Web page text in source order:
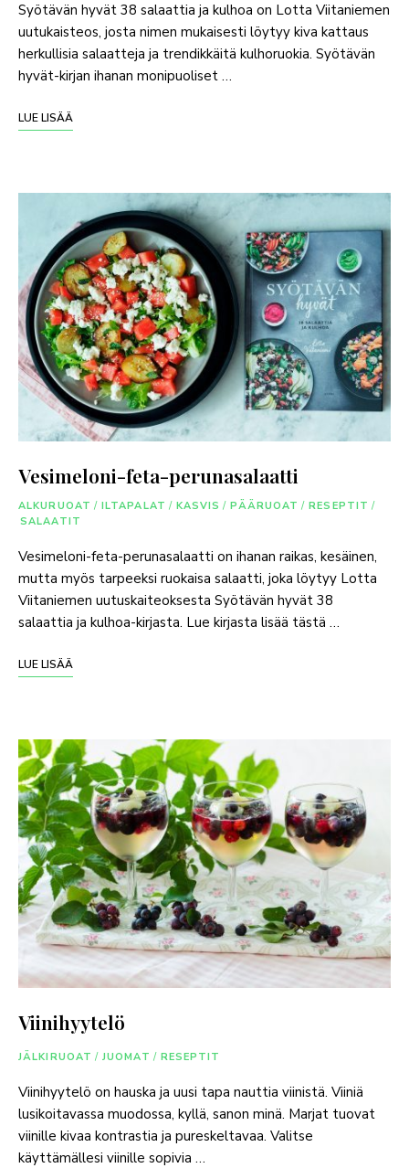
Syötävän hyvät 38 salaattia ja kulhoa on Lotta Viitaniemen
uutukaisteos, josta nimen mukaisesti löytyy kiva kattaus
herkullisia salaatteja ja trendikkäitä kulhoruokia. Syötävän
hyvät-kirjan ihanan monipuoliset …
LUE LISÄÄ
Vesimeloni-feta-perunasalaatti
ALKURUOAT / ILTAPALAT / KASVIS / PÄÄRUOAT / RESEPTIT /
SALAATIT
Vesimeloni-feta-perunasalaatti on ihanan raikas, kesäinen,
mutta myös tarpeeksi ruokaisa salaatti, joka löytyy Lotta
Viitaniemen uutuskaiteoksesta Syötävän hyvät 38
salaattia ja kulhoa-kirjasta. Lue kirjasta lisää tästä …
LUE LISÄÄ
Viinihyytelö
JÄLKIRUOAT / JUOMAT / RESEPTIT
Viinihyytelö on hauska ja uusi tapa nauttia viinistä. Viiniä
lusikoitavassa muodossa, kyllä, sanon minä. Marjat tuovat
viinille kivaa kontrastia ja pureskeltavaa. Valitse
käyttämällesi viinille sopivia …